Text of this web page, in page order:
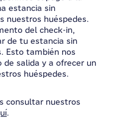
estancia sin
nuestros huéspedes.
del check-in,
de tu estancia sin
Esto también nos
de salida y a ofrecer un
huéspedes.
consultar nuestros
.